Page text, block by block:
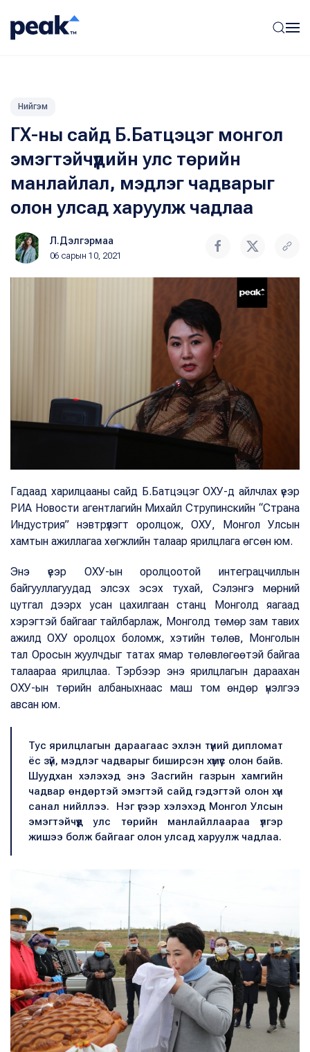
Нийгэм
ГХ-ны сайд Б.Батцэцэг монгол
эмэгтэйчүүдийн улс төрийн
манлайлал, мэдлэг чадварыг
олон улсад харуулж чадлаа
Л.Дэлгэрмаа
06 сарын 10, 2021
Гадаад харилцааны сайд Б.Батцэцэг ОХУ-д айлчлах үеэр
РИА Новости агентлагийн Михайл Струпинскийн “Страна
Индустрия” нэвтрүүлэгт оролцож, ОХУ, Монгол Улсын
хамтын ажиллагаа хөгжлийн талаар ярилцлага өгсөн юм.
Энэ үеэр ОХУ-ын оролцоотой интеграцчиллын
байгууллагуудад элсэх эсэх тухай, Сэлэнгэ мөрний
цутгал дээрх усан цахилгаан станц Монголд яагаад
хэрэгтэй байгааг тайлбарлаж, Монголд төмөр зам тавих
ажилд ОХУ оролцох боломж, хэтийн төлөв, Монголын
тал Оросын жуулчдыг татах ямар төлөвлөгөөтэй байгаа
талаараа ярилцлаа. Тэрбээр энэ ярилцлагын дараахан
ОХУ-ын төрийн албаныхнаас маш том өндөр үнэлгээ
авсан юм.
Тус ярилцлагын дараагаас эхлэн түүний дипломат
ёс зүй, мэдлэг чадварыг биширсэн хүмүүс олон байв.
Шуудхан хэлэхэд энэ Засгийн газрын хамгийн
чадвар өндөртэй эмэгтэй сайд гэдэгтэй олон хүн
санал нийллээ. Нэг үгээр хэлэхэд Монгол Улсын
эмэгтэйчүүд улс төрийн манлайллаараа үлгэр
жишээ болж байгааг олон улсад харуулж чадлаа.